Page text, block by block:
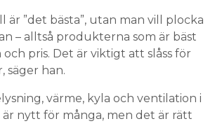
är ”det bästa”, utan man vill plocka
– alltså produkterna som är bäst
pris. Det är viktigt att slåss för
säger han.
värme, kyla och ventilation i
är nytt för många, men det är rätt